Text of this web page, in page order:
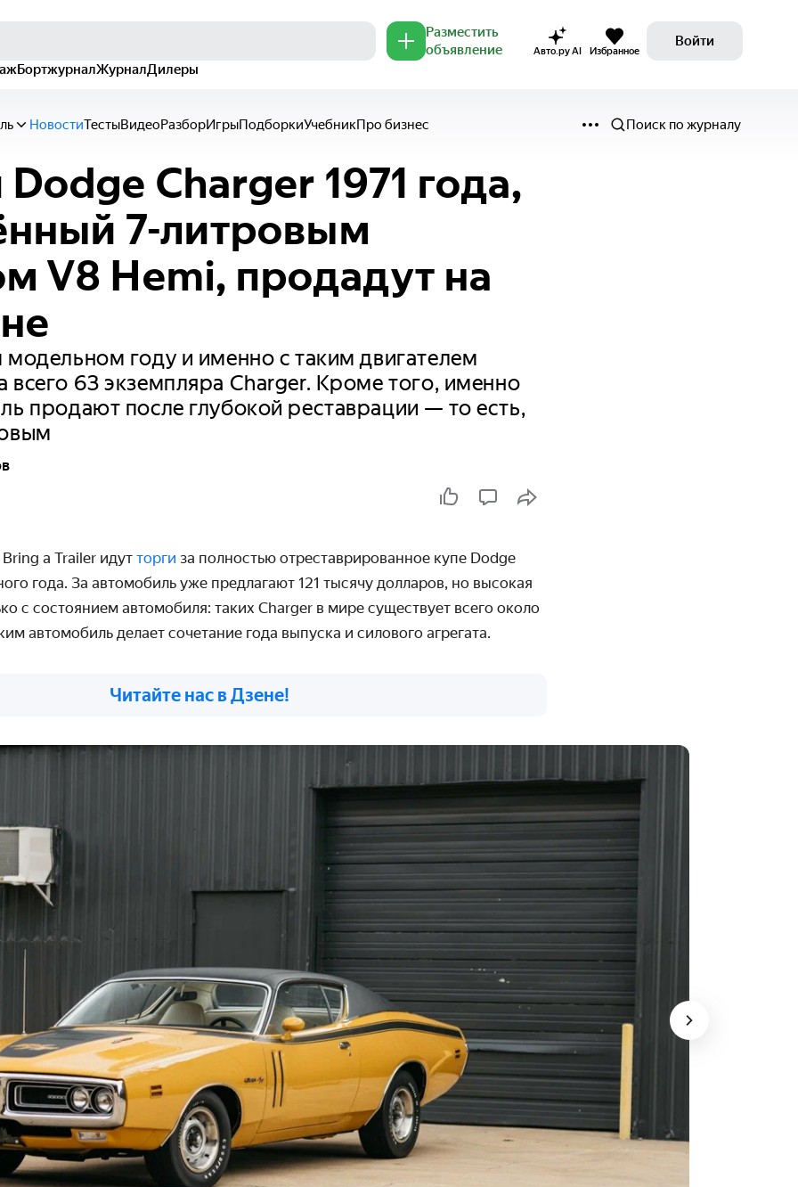
Разместить
объявление
Авто.ру AI Избранное
Войти
БортжурналЖурналДилеры
НовостиТестыВидеоРазборИгрыПодборкиУчебникПро бизнес Поиск по журналу
Charger 1971 года,
7-литровым
V8 Hemi, продадут на
году и именно с таким двигателем
всего 63 экземпляра Charger. Кроме того, именно
продают после глубокой реставрации — то есть,
a Trailer идут торги за полностью отреставрированное купе Dodge
года. За автомобиль уже предлагают 121 тысячу долларов, но высокая
с состоянием автомобиля: таких Charger в мире существует всего около
автомобиль делает сочетание года выпуска и силового агрегата.
Читайте нас в Дзене!